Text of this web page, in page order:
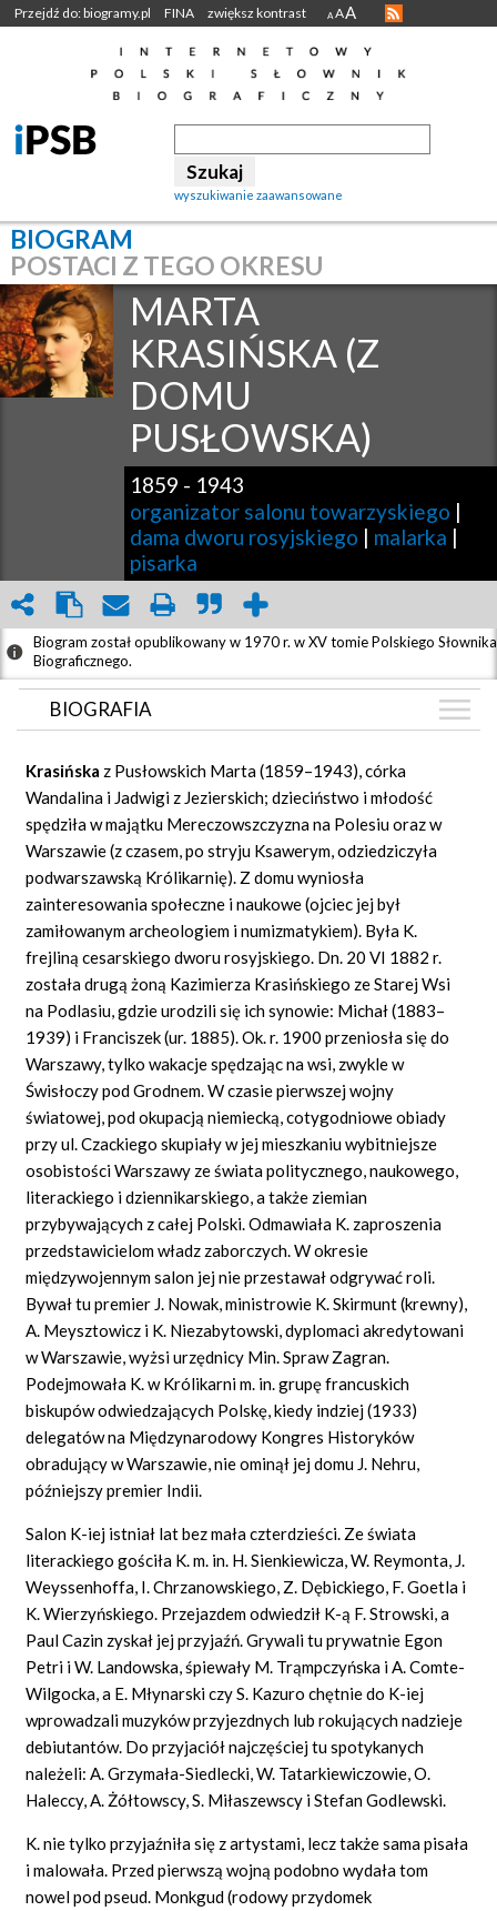
Przejdź do: biogramy.pl FINA zwiększ kontrast A AA
wyszukiwanie zaawansowane
BIOGRAM
POSTACI Z TEGO OKRESU
MARTA
KRASIŃSKA (Z
DOMU
PUSŁOWSKA)
1859 - 1943
organizator salonu towarzyskiego |
dama dworu rosyjskiego | malarka |
pisarka
Biogram został opublikowany w 1970 r. w XV tomie Polskiego Słownika
Biograficznego.
BIOGRAFIA
ZDJĘCIA (3)
GRAF POWIĄZAŃ
DYSKUSJA
Mapa
Krasińska z Pusłowskich Marta (1859–1943), córka
Wandalina i Jadwigi z Jezierskich; dzieciństwo i młodość
spędziła w majątku Mereczowszczyzna na Polesiu oraz w
Warszawie (z czasem, po stryju Ksawerym, odziedziczyła
podwarszawską Królikarnię). Z domu wyniosła
zainteresowania społeczne i naukowe (ojciec jej był
zamiłowanym archeologiem i numizmatykiem). Była K.
frejliną cesarskiego dworu rosyjskiego. Dn. 20 VI 1882 r.
została drugą żoną Kazimierza Krasińskiego ze Starej Wsi
na Podlasiu, gdzie urodzili się ich synowie: Michał (1883–
1939) i Franciszek (ur. 1885). Ok. r. 1900 przeniosła się do
Warszawy, tylko wakacje spędzając na wsi, zwykle w
Świsłoczy pod Grodnem. W czasie pierwszej wojny
światowej, pod okupacją niemiecką, cotygodniowe obiady
przy ul. Czackiego skupiały w jej mieszkaniu wybitniejsze
osobistości Warszawy ze świata politycznego, naukowego,
literackiego i dziennikarskiego, a także ziemian
przybywających z całej Polski. Odmawiała K. zaproszenia
przedstawicielom władz zaborczych. W okresie
międzywojennym salon jej nie przestawał odgrywać roli.
Bywał tu premier J. Nowak, ministrowie K. Skirmunt (krewny),
A. Meysztowicz i K. Niezabytowski, dyplomaci akredytowani
w Warszawie, wyżsi urzędnicy Min. Spraw Zagran.
Podejmowała K. w Królikarni m. in. grupę francuskich
biskupów odwiedzających Polskę, kiedy indziej (1933)
delegatów na Międzynarodowy Kongres Historyków
obradujący w Warszawie, nie ominął jej domu J. Nehru,
późniejszy premier Indii.
Salon K-iej istniał lat bez mała czterdzieści. Ze świata
literackiego gościła K. m. in. H. Sienkiewicza, W. Reymonta, J.
Weyssenhoffa, I. Chrzanowskiego, Z. Dębickiego, F. Goetla i
K. Wierzyńskiego. Przejazdem odwiedził K-ą F. Strowski, a
Paul Cazin zyskał jej przyjaźń. Grywali tu prywatnie Egon
Petri i W. Landowska, śpiewały M. Trąmpczyńska i A. Comte-
Wilgocka, a E. Młynarski czy S. Kazuro chętnie do K-iej
wprowadzali muzyków przyjezdnych lub rokujących nadzieje
debiutantów. Do przyjaciół najczęściej tu spotykanych
należeli: A. Grzymała-Siedlecki, W. Tatarkiewiczowie, O.
Haleccy, A. Żółtowscy, S. Miłaszewscy i Stefan Godlewski.
K. nie tylko przyjaźniła się z artystami, lecz także sama pisała
i malowała. Przed pierwszą wojną podobno wydała tom
nowel pod pseud. Monkgud (rodowy przydomek